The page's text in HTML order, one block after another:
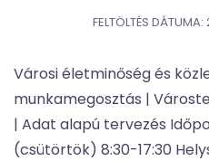
FELTÖLTÉS DÁTUMA:
Városi életminőség és
munkamegosztás |
| Adat alapú tervezés
(csütörtök) 8:30-17:30